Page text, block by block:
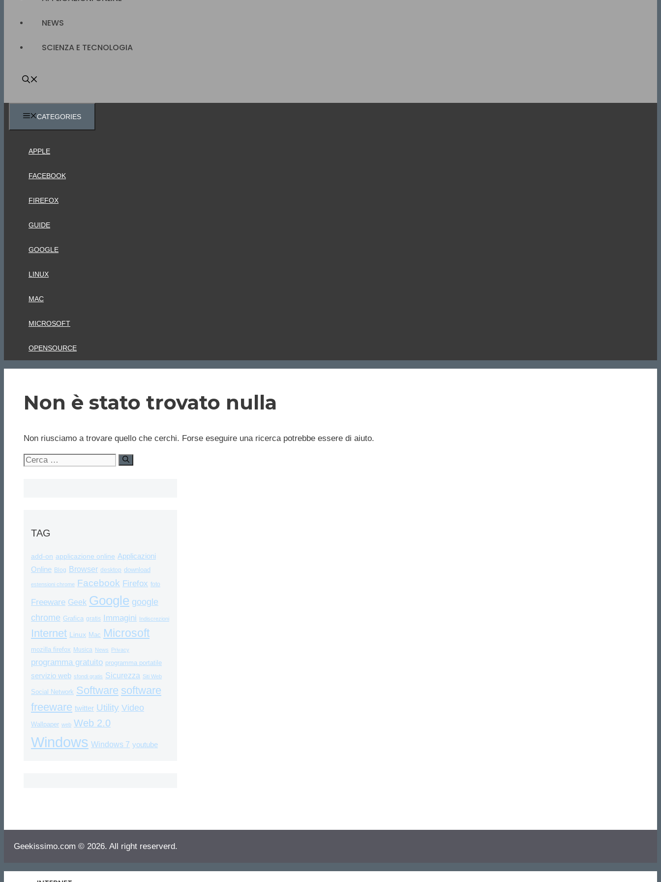
NEWS
SCIENZA E TECNOLOGIA
CATEGORIES
APPLE
FACEBOOK
FIREFOX
GUIDE
GOOGLE
LINUX
MAC
MICROSOFT
OPENSOURCE
Non è stato trovato nulla
Non riusciamo a trovare quello che cerchi. Forse eseguire una ricerca potrebbe essere di aiuto.
Ricerca
TAG
add-on applicazione online Applicazioni
Online Blog Browser desktop download
estensioni chrome Facebook Firefox foto
Freeware Geek Google google
chrome Grafica gratis Immagini Indiscrezioni
Internet Linux Mac Microsoft
mozilla firefox Musica News Privacy
programma gratuito programma portatile
servizio web sfondi gratis Sicurezza Siti Web
Social Network Software software
freeware twitter Utility Video
Wallpaper web Web 2.0
Windows Windows 7 youtube
Geekissimo.com © 2026. All right reserverd.